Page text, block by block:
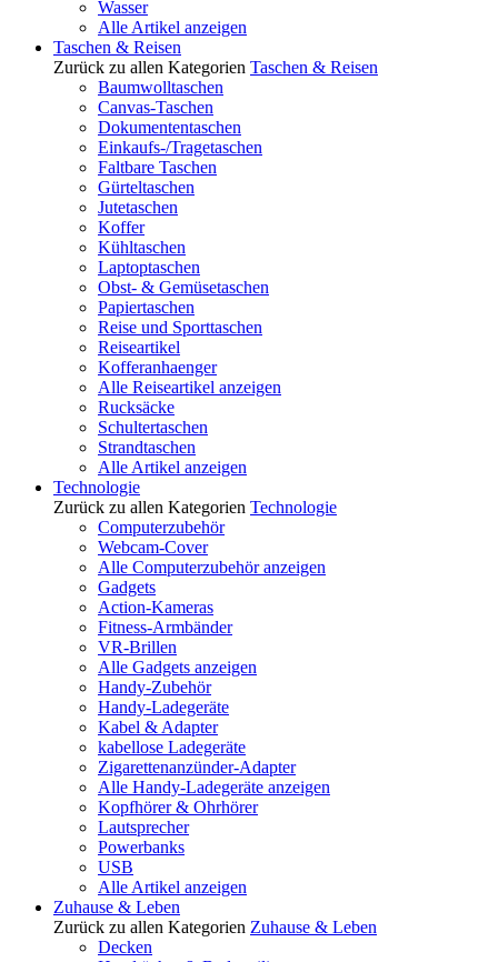
Wasser
Alle Artikel anzeigen
Taschen & Reisen
Zurück zu allen Kategorien Taschen & Reisen
Baumwolltaschen
Canvas-Taschen
Dokumententaschen
Einkaufs-/Tragetaschen
Faltbare Taschen
Gürteltaschen
Jutetaschen
Koffer
Kühltaschen
Laptoptaschen
Obst- & Gemüsetaschen
Papiertaschen
Reise und Sporttaschen
Reiseartikel
Kofferanhaenger
Alle Reiseartikel anzeigen
Rucksäcke
Schultertaschen
Strandtaschen
Alle Artikel anzeigen
Technologie
Zurück zu allen Kategorien Technologie
Computerzubehör
Webcam-Cover
Alle Computerzubehör anzeigen
Gadgets
Action-Kameras
Fitness-Armbänder
VR-Brillen
Alle Gadgets anzeigen
Handy-Zubehör
Handy-Ladegeräte
Kabel & Adapter
kabellose Ladegeräte
Zigarettenanzünder-Adapter
Alle Handy-Ladegeräte anzeigen
Kopfhörer & Ohrhörer
Lautsprecher
Powerbanks
USB
Alle Artikel anzeigen
Zuhause & Leben
Zurück zu allen Kategorien Zuhause & Leben
Decken